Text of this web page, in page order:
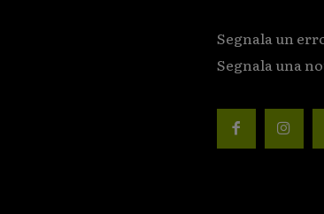
Segnala un
Segnala una